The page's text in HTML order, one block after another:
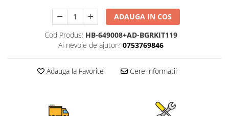
Rame adaptoare Dacia
Rame adaptoare Audi
Rame adaptoare Renault
ADAUGA IN COS
Cod Produs: HB-649008+AD-BGRKIT119
Ai nevoie de ajutor? 0753769846
Adauga la Favorite Cere informatii